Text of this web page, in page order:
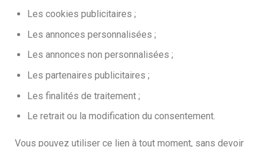
Les cookies publicitaires ;
Les annonces personnalisées ;
Les annonces non personnalisées ;
Les partenaires publicitaires ;
Les finalités de traitement ;
Le retrait ou la modification du consentement.
Vous pouvez utiliser ce lien à tout moment, sans devoir